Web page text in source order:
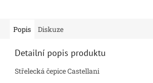
Popis Diskuze
Detailní popis produktu
Střelecká čepice Castellani